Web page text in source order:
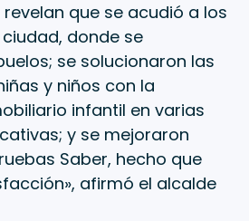
que se acudió a los
donde se
se solucionaron las
y niños con la
infantil en varias
y se mejoraron
Saber, hecho que
afirmó el alcalde